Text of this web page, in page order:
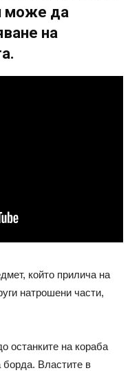
може да
на
който прилича на
натрошени части,
останките на кораба
борда. Властите в